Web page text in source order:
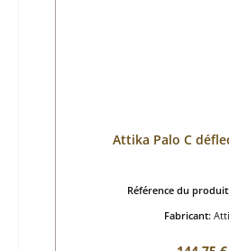
Attika Palo C
Référence du
Fabricant: